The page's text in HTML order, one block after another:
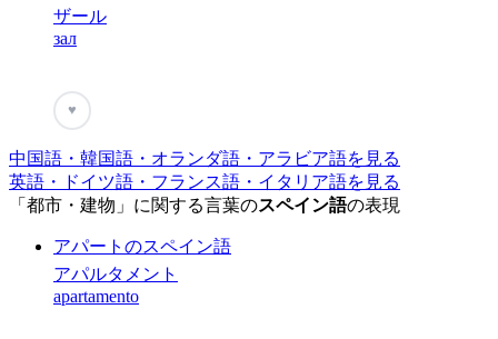
ザール
зал
♥
中国語・韓国語・オランダ語・アラビア語を見る
英語・ドイツ語・フランス語・イタリア語を見る
「都市・建物」に関する言葉のスペイン語の表現
アパートのスペイン語
アパルタメント
apartamento